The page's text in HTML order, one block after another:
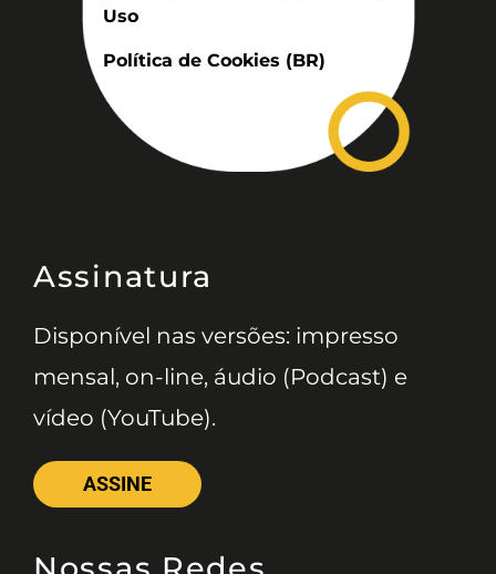
Uso
Política de Cookies (BR)
Assinatura
Disponível nas versões: impresso
mensal, on-line, áudio (Podcast) e
vídeo (YouTube).
ASSINE